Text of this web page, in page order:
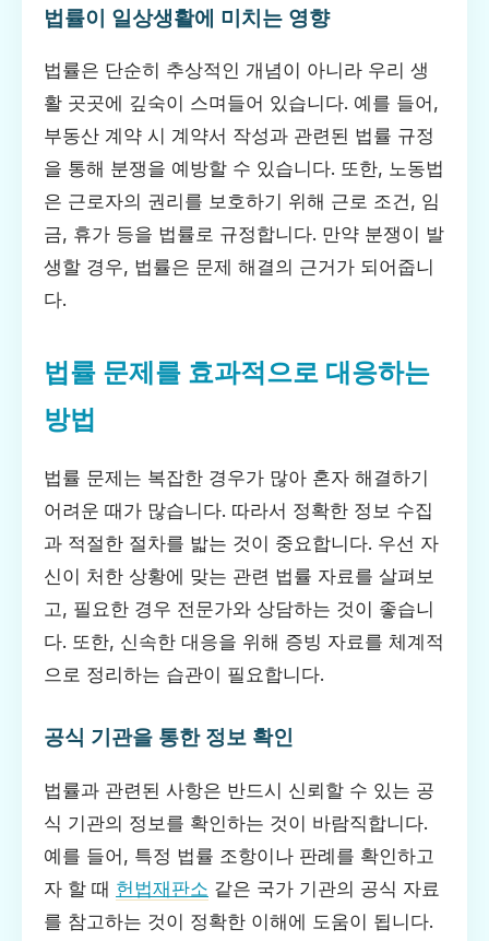
법률이 일상생활에 미치는 영향
법률은 단순히 추상적인 개념이 아니라 우리 생
활 곳곳에 깊숙이 스며들어 있습니다. 예를 들어,
부동산 계약 시 계약서 작성과 관련된 법률 규정
을 통해 분쟁을 예방할 수 있습니다. 또한, 노동법
은 근로자의 권리를 보호하기 위해 근로 조건, 임
금, 휴가 등을 법률로 규정합니다. 만약 분쟁이 발
생할 경우, 법률은 문제 해결의 근거가 되어줍니
다.
법률 문제를 효과적으로 대응하는
방법
법률 문제는 복잡한 경우가 많아 혼자 해결하기
어려운 때가 많습니다. 따라서 정확한 정보 수집
과 적절한 절차를 밟는 것이 중요합니다. 우선 자
신이 처한 상황에 맞는 관련 법률 자료를 살펴보
고, 필요한 경우 전문가와 상담하는 것이 좋습니
다. 또한, 신속한 대응을 위해 증빙 자료를 체계적
으로 정리하는 습관이 필요합니다.
공식 기관을 통한 정보 확인
법률과 관련된 사항은 반드시 신뢰할 수 있는 공
식 기관의 정보를 확인하는 것이 바람직합니다.
예를 들어, 특정 법률 조항이나 판례를 확인하고
자 할 때 헌법재판소 같은 국가 기관의 공식 자료
를 참고하는 것이 정확한 이해에 도움이 됩니다.